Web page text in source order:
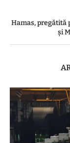
Hamas, pregătită
şi